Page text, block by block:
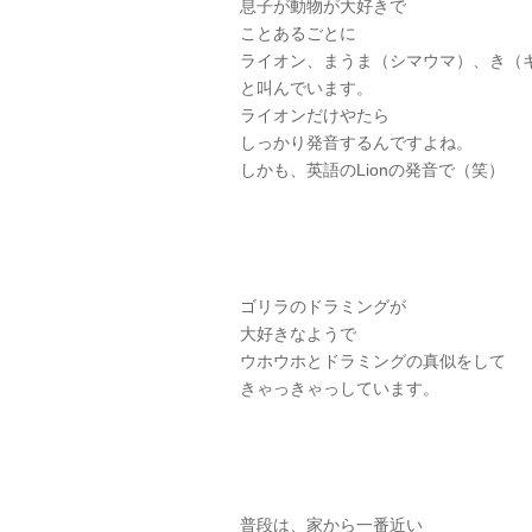
息子が動物が大好きで
ことあるごとに
ライオン、まうま（シマウマ）、き（
と叫んでいます。
ライオンだけやたら
しっかり発音するんですよね。
しかも、英語のLionの発音で（笑）
ゴリラのドラミングが
大好きなようで
ウホウホとドラミングの真似をして
きゃっきゃっしています。
普段は、家から一番近い